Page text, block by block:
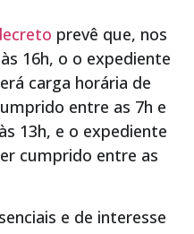
prevê que, nos
16h, o o expediente
carga horária de
entre as 7h e
13h, e o expediente
cumprido entre as
e de interesse